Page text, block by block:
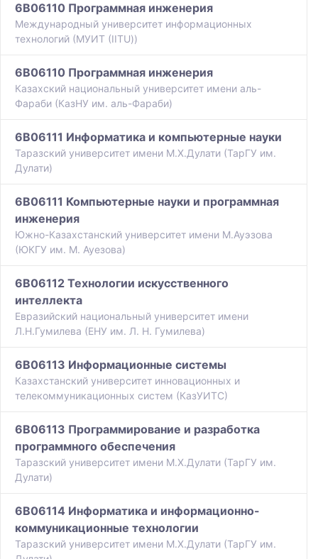
6B06110 Программная инженерия
Международный университет информационных
технологий (МУИТ (IITU))
6B06110 Программная инженерия
Казахский национальный университет имени аль-
Фараби (КазНУ им. аль-Фараби)
6B06111 Информатика и компьютерные науки
Таразский университет имени М.Х.Дулати (ТарГУ им.
Дулати)
6B06111 Компьютерные науки и программная
инженерия
Южно-Казахстанский университет имени М.Ауэзова
(ЮКГУ им. М. Ауезова)
6B06112 Технологии искусственного
интеллекта
Евразийский национальный университет имени
Л.Н.Гумилева (ЕНУ им. Л. Н. Гумилева)
6B06113 Информационные системы
Казахстанский университет инновационных и
телекоммуникационных систем (КазУИТС)
6B06113 Программирование и разработка
программного обеспечения
Таразский университет имени М.Х.Дулати (ТарГУ им.
Дулати)
6B06114 Информатика и информационно-
коммуникационные технологии
Таразский университет имени М.Х.Дулати (ТарГУ им.